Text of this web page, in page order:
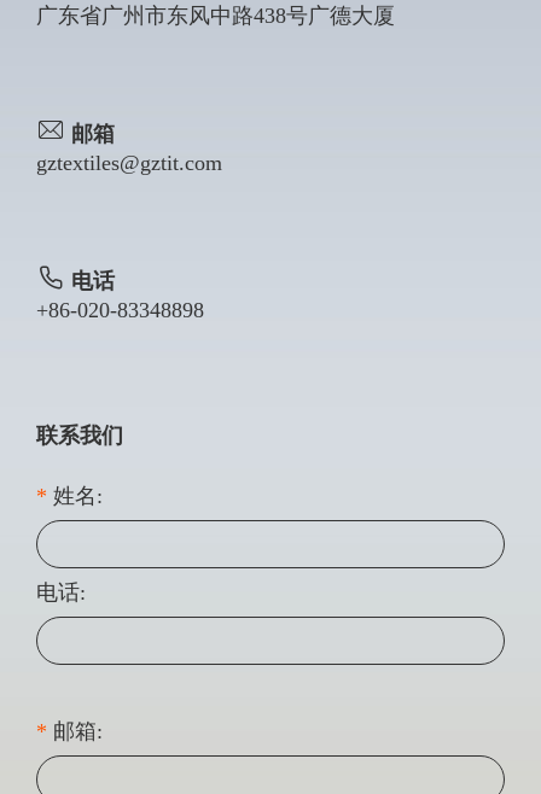
广东省广州市东风中路438号广德大厦
邮箱
gztextiles@gztit.com
电话
+86-020-83348898
联系我们
* 姓名:
电话:
* 邮箱: